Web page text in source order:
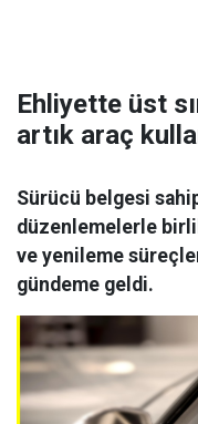
Ehliyette üst
artık araç
Sürücü belgesi
düzenlemelerle
ve yenileme
gündeme geldi.